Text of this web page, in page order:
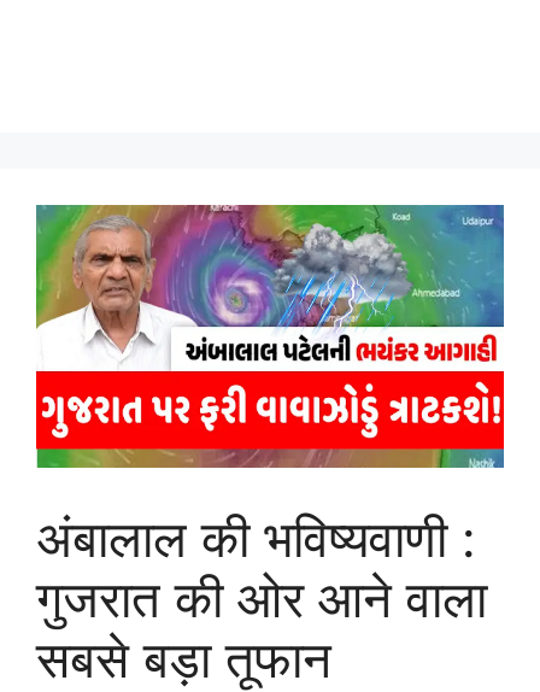
अंबालाल की भविष्यवाणी :
गुजरात की ओर आने वाला
सबसे बड़ा तूफान